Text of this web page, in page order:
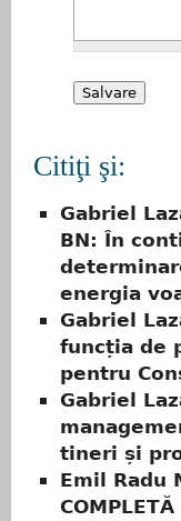
Citiţi şi:
Gabriel
BN: În
energia
Gabriel
funcția de
pentru
Gabriel
tineri și
Emil Radu
COMPLETĂ